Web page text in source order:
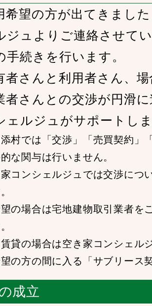
希望の方が出てきまし
ジュよりご連絡させて
手続きを行います。
者さんと利用者さん、
者さんとの交渉が円滑
ェルジュがサポートし
村では「交渉」「売買契約」
な関与は行いません。
コンシェルジュでは交渉につ
の場合は宅地建物取引業者を
賃貸の場合は空き家コンシェル
の方の間に入る「サブリース
成立